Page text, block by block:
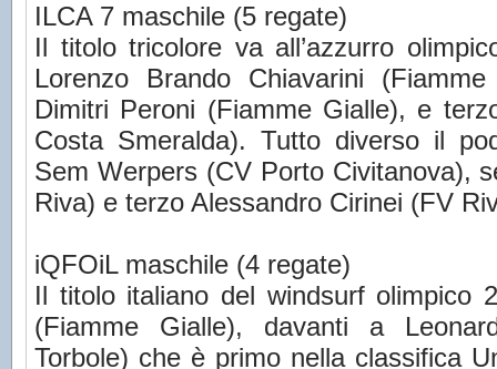
ILCA 7 maschile (5 regate)
Il titolo tricolore va all’azzurro
Lorenzo Brando Chiavarini
Dimitri Peroni (Fiamme Gialle), e
Costa Smeralda). Tutto diverso il
Sem Werpers (CV Porto Civitanova),
Riva) e terzo Alessandro Cirinei (FV
iQFOiL maschile (4 regate)
Il titolo italiano del windsurf olimpico
(Fiamme Gialle), davanti a
Torbole) che è primo nella classifica